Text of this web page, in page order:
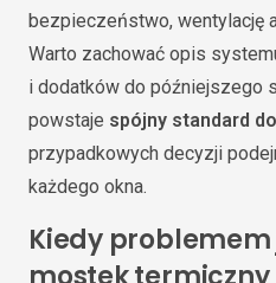
bezpieczeństwo, wentylację
Warto zachować opis
i dodatków do późniejszego
powstaje spójny standard
przypadkowych decyzji
każdego okna.
Kiedy